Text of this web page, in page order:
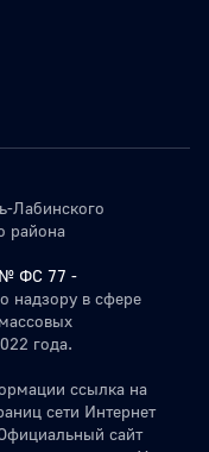
Лабинского
района
ФС 77 -
надзору в сфере
года.
ссылка на
сети Интернет
сайт